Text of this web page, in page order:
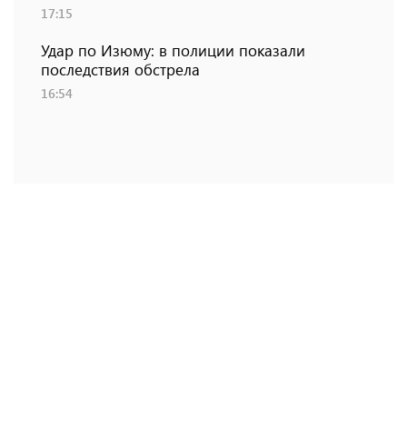
17:15
Удар по Изюму: в полиции показали
последствия обстрела
16:54